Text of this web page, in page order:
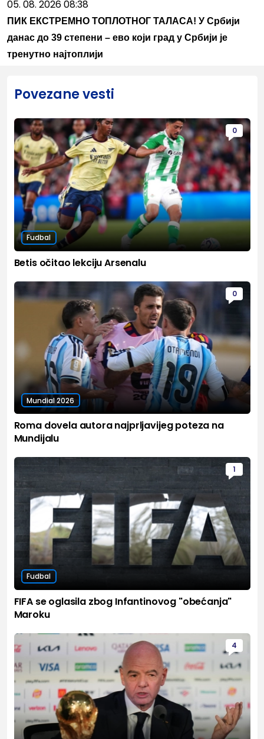
05. 08. 2026 08:38
ПИК ЕКСТРЕМНО ТОПЛОТНОГ ТАЛАСА! У Србији
данас до 39 степени – ево који град у Србији је
тренутно најтоплији
Povezane vesti
0
Fudbal
Betis očitao lekciju Arsenalu
0
Mundial 2026
Roma dovela autora najprljavijeg poteza na
Mundijalu
1
Fudbal
FIFA se oglasila zbog Infantinovog "obećanja"
Maroku
4